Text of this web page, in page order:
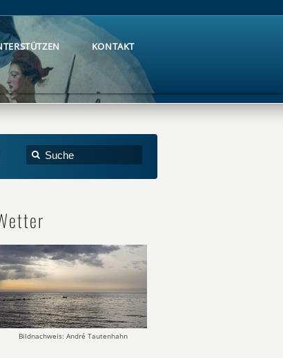
KONTAKT
Bildnachweis: André Tautenhahn
KONTAKT